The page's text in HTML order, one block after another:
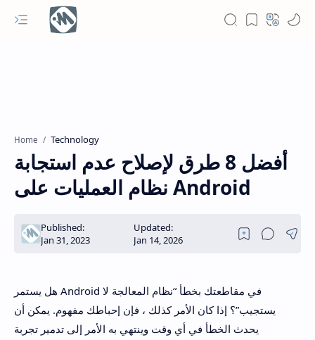
Home Technology
أفضل 8 طرق لإصلاح عدم استجابة
نظام العمليات على Android
هل يستمر Android في مقاطعتك بخطأ “نظام المعالجة لا
يستجيب”؟ إذا كان الأمر كذلك ، فإن إحباطك مفهوم. يمكن أن
يحدث الخطأ في أي وقت وينتهي به الأمر إلى تدمير تجربة